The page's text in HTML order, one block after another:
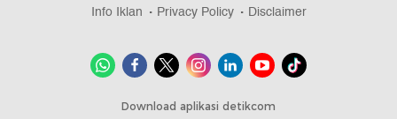
Info Iklan
Privacy Policy Disclaimer
Download aplikasi detikcom